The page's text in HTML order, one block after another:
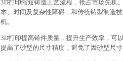
3D打印缩短铸造工艺流程，抢占市场先机
本、时间及复杂性障碍，和传统铸型制造
机。
3D打印提高铸件质量，提升生产效率，可
提高了砂型的尺寸精度，避免了因砂型尺